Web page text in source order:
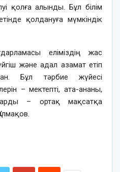
қолға алынды. Бұл білім
қолдануға мүмкіндік
еліміздің жас
және адал азамат етіп
Бұл тәрбие жүйесі
– мектепті, ата-ананы,
– ортақ мақсатқа